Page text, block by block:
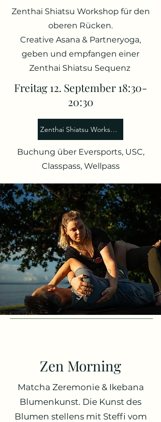
Zenthai Shiatsu Workshop für den
oberen Rücken.
Creative Asana & Partneryoga,
geben und empfangen einer
Zenthai Shiatsu Sequenz
Freitag 12. September 18:30-
20:30
Zenthai Shiatsu Workshop
Buchung über Eversports, USC,
Classpass, Wellpass
Zen Morning
Matcha Zeremonie & Ikebana
Blumenkunst. Die Kunst des
Blumen stellens mit Steffi vom